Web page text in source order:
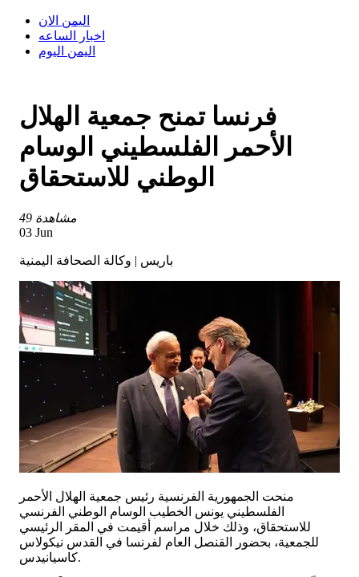
اليمن الان
اخبار الساعه
اليمن اليوم
فرنسا تمنح جمعية الهلال
الأحمر الفلسطيني الوسام
الوطني للاستحقاق
49 مشاهدة
03 Jun
باريس | وكالة الصحافة اليمنية
منحت الجمهورية الفرنسية رئيس جمعية الهلال الأحمر
الفلسطيني يونس الخطيب الوسام الوطني الفرنسي
للاستحقاق، وذلك خلال مراسم أقيمت في المقر الرئيسي
للجمعية، بحضور القنصل العام لفرنسا في القدس نيكولاس
كاسيانيدس.